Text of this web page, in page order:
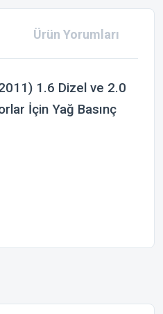
Ürün Yorumları
1.6 Dizel ve 2.0
İçin Yağ Basınç